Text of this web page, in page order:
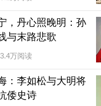
，丹心照晚明：孙
与末路悲歌
3.4万阅读
：李如松与大明将
倭史诗